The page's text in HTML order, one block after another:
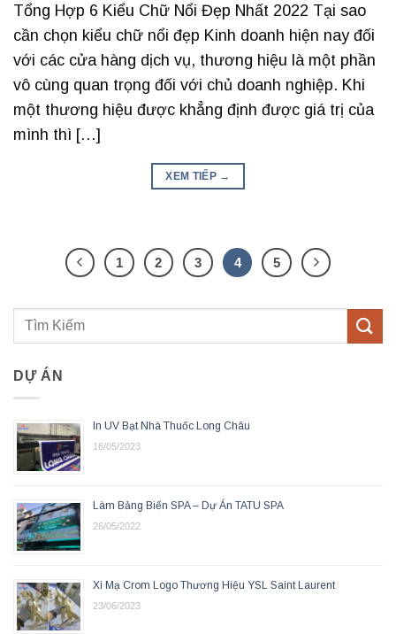
Tổng Hợp 6 Kiểu Chữ Nổi Đẹp Nhất 2022 Tại sao
cần chọn kiểu chữ nổi đẹp Kinh doanh hiện nay đối
với các cửa hàng dịch vụ, thương hiệu là một phần
vô cùng quan trọng đối với chủ doanh nghiệp. Khi
một thương hiệu được khẳng định được giá trị của
mình thì […]
XEM TIẾP →
1 2 3 4 5
DỰ ÁN
In UV Bạt Nhà Thuốc Long Châu
16/05/2023
Làm Bảng Biển SPA – Dự Án TATU SPA
26/05/2022
Xi Mạ Crom Logo Thương Hiệu YSL Saint Laurent
23/06/2023